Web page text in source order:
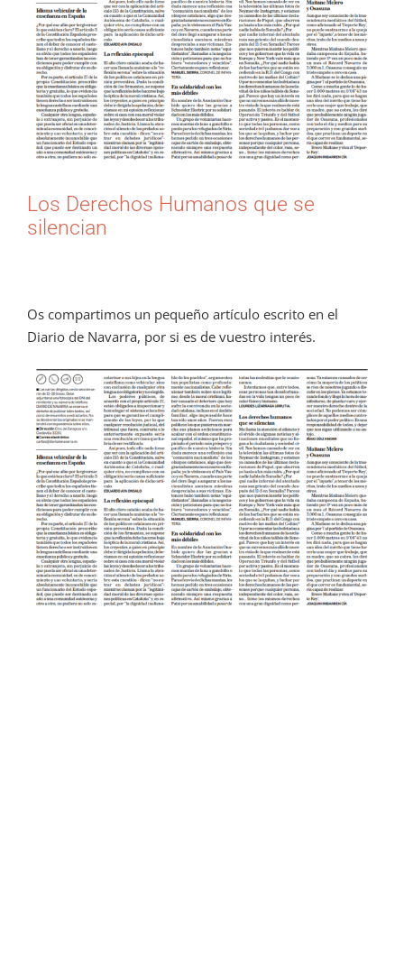
Los Derechos Humanos que se
silencian
Os compartimos un pequeño artículo escrito en el
Diario de Navarra, por si es de vuestro interés.